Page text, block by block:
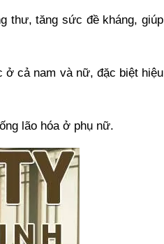
thư, tăng sức đề kháng, giúp
ở cả nam và nữ, đặc biệt hiệu
lão hóa ở phụ nữ.